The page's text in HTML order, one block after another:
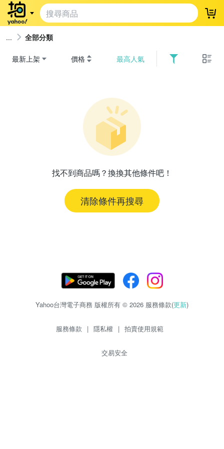
登
全部分類
最新上架 價格 最高人氣
找不到商品嗎？換換其他條件吧！
清除條件再搜尋
Yahoo台灣電子商務 版權所有 © 2026 服務條款(更新)
服務條款 | 隱私權 | 拍賣使用規範
交易安全